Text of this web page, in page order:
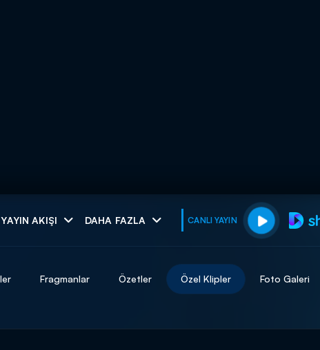
YAYIN AKIŞI DAHA FAZLA CANLI YAYIN
muhteşem ikili
Fragmanlar Özetler Özel Klipler Foto Galeri